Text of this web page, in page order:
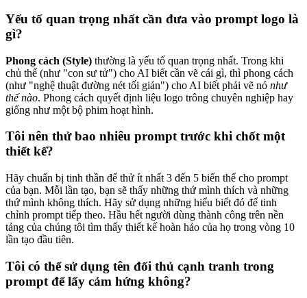
Yếu tố quan trọng nhất cần đưa vào prompt logo là
gì?
Phong cách (Style) thường là yếu tố quan trọng nhất. Trong khi
chủ thể (như "con sư tử") cho AI biết cần vẽ cái gì, thì phong cách
(như "nghệ thuật đường nét tối giản") cho AI biết phải vẽ nó như
thế nào. Phong cách quyết định liệu logo trông chuyên nghiệp hay
giống như một bộ phim hoạt hình.
Tôi nên thử bao nhiêu prompt trước khi chốt một
thiết kế?
Hãy chuẩn bị tinh thần để thử ít nhất 3 đến 5 biến thể cho prompt
của bạn. Mỗi lần tạo, bạn sẽ thấy những thứ mình thích và những
thứ mình không thích. Hãy sử dụng những hiểu biết đó để tinh
chỉnh prompt tiếp theo. Hầu hết người dùng thành công trên nền
tảng của chúng tôi tìm thấy thiết kế hoàn hảo của họ trong vòng 10
lần tạo đầu tiên.
Tôi có thể sử dụng tên đối thủ cạnh tranh trong
prompt để lấy cảm hứng không?